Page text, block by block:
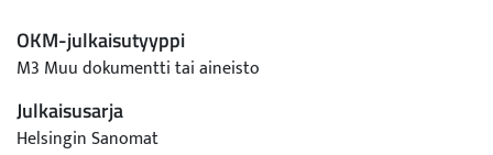
OKM-julkaisutyyppi
M3 Muu dokumentti tai aineisto
Julkaisusarja
Helsingin Sanomat